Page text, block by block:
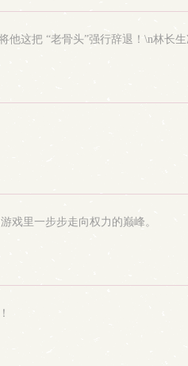
这把 “老骨头”强行辞退！\n林长
戏里一步步走向权力的巅峰。